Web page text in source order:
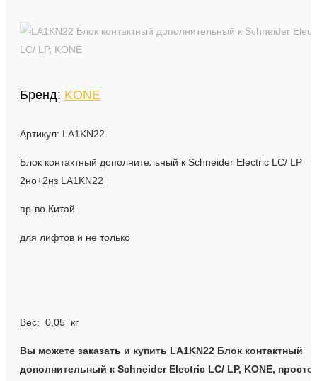
Бренд: KONE
Артикул: LA1KN22
Блок контактный дополнительный к Schneider Electric LC/ LP
2но+2нз LA1KN22
пр-во Китай
для лифтов и не только
Вес: 0,05 кг
Вы можете заказать и купить LA1KN22 Блок контактный
дополнительный к Schneider Electric LC/ LP, KONE, просто